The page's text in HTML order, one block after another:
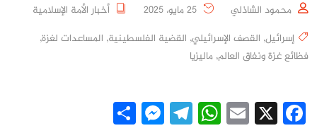
محمود الشاذلي
أخبار الأمة الإسلامية
إسرائيل, القصف الإسرائيلي, القضية الفلسطينية, المساعدات لغزة,
فظائع غزة ونفاق العالم, ماليزيا
Facebook
X
Email
WhatsApp
Telegram
Messenger